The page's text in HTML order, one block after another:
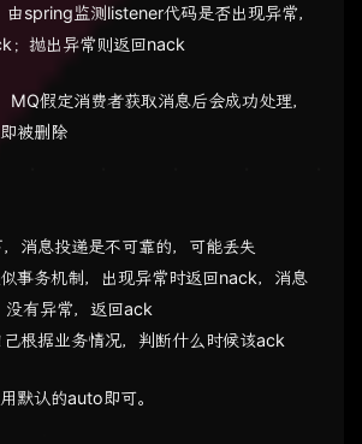
spring监测listener代码是否出现异常，
；抛出异常则返回nack
假定消费者获取消息后会成功处理，
被删除
消息投递是不可靠的，可能丢失
事务机制，出现异常时返回nack，消息
没有异常，返回ack
根据业务情况，判断什么时候该ack
默认的auto即可。